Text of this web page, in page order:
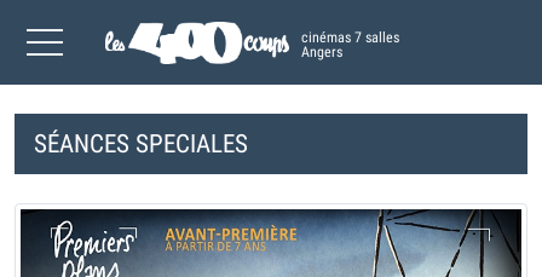
cinémas 7 salles
Angers
SÉANCES SPECIALES